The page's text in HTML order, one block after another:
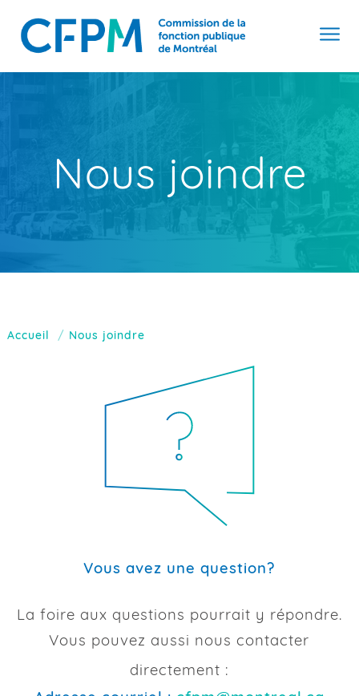
Nous joindre
Accueil Nous joindre
Vous avez une question?
La foire aux questions pourrait y répondre.
Vous pouvez aussi nous contacter
directement :